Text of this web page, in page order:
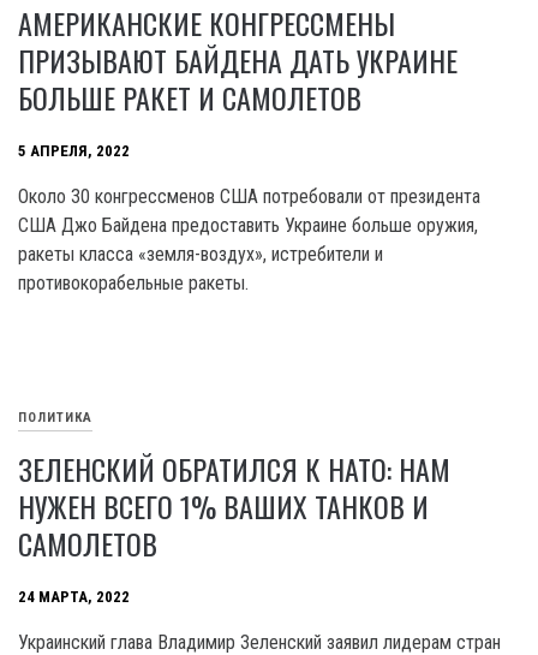
АМЕРИКАНСКИЕ КОНГРЕССМЕНЫ
ПРИЗЫВАЮТ БАЙДЕНА ДАТЬ УКРАИНЕ
БОЛЬШЕ РАКЕТ И САМОЛЕТОВ
5 АПРЕЛЯ, 2022
Около 30 конгрессменов США потребовали от президента
США Джо Байдена предоставить Украине больше оружия,
ракеты класса «земля-воздух», истребители и
противокорабельные ракеты.
ПОЛИТИКА
ЗЕЛЕНСКИЙ ОБРАТИЛСЯ К НАТО: НАМ
НУЖЕН ВСЕГО 1% ВАШИХ ТАНКОВ И
САМОЛЕТОВ
24 МАРТА, 2022
Украинский глава Владимир Зеленский заявил лидерам стран